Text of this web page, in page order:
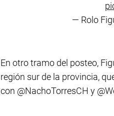
— Rolo
En otro tramo del posteo,
región sur de la provincia,
con @NachoTorresCH y